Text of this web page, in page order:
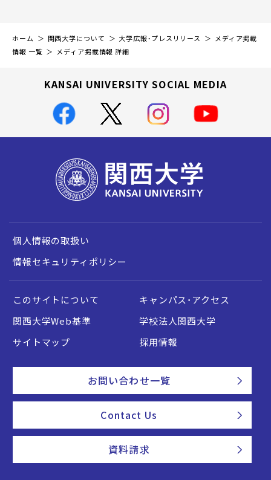
ホーム 関西大学について 大学広報・プレスリリース
メディア掲載
情報 一覧
メディア掲載情報 詳細
KANSAI UNIVERSITY SOCIAL MEDIA
個人情報の取扱い
情報セキュリティポリシー
このサイトについて
キャンパス・アクセス
関西大学Web基準
学校法人関西大学
サイトマップ
採用情報
お問い合わせ一覧
Contact Us
資料請求